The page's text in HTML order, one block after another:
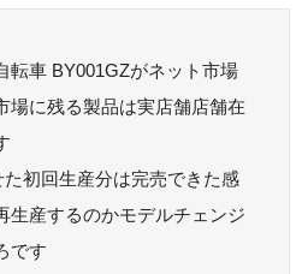
転車 BY001GZがネット市場
場に残る製品は実店舗店舗在
初回生産分は完売できた感
生産するのかモデルチェンジ
です